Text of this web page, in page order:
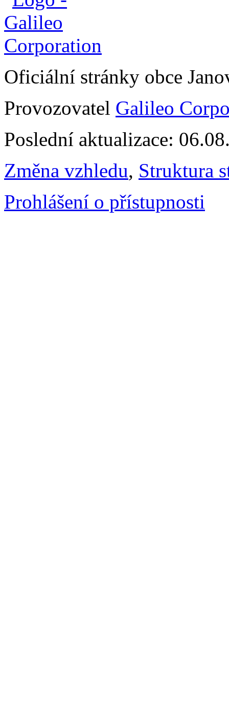
Oficiální stránky obce
Provozovatel Galileo
Poslední aktualizace:
Změna vzhledu, Struktura
Prohlášení o přístupnosti